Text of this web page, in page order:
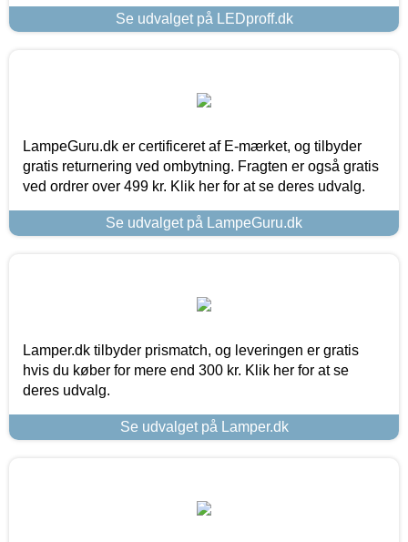
Se udvalget på LEDproff.dk
LampeGuru.dk er certificeret af E-mærket, og tilbyder
gratis returnering ved ombytning. Fragten er også gratis
ved ordrer over 499 kr. Klik her for at se deres udvalg.
Se udvalget på LampeGuru.dk
Lamper.dk tilbyder prismatch, og leveringen er gratis
hvis du køber for mere end 300 kr. Klik her for at se
deres udvalg.
Se udvalget på Lamper.dk